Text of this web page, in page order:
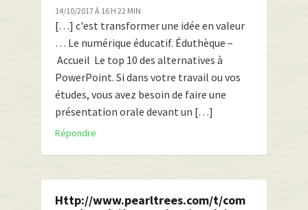
14/10/2017 À 16 H 22 MIN
[…] c'est transformer une idée en valeur
… Le numérique éducatif. Éduthèque –
Accueil Le top 10 des alternatives à
PowerPoint. Si dans votre travail ou vos
études, vous avez besoin de faire une
présentation orale devant un […]
Répondre
Http://www.pearltrees.com/t/com